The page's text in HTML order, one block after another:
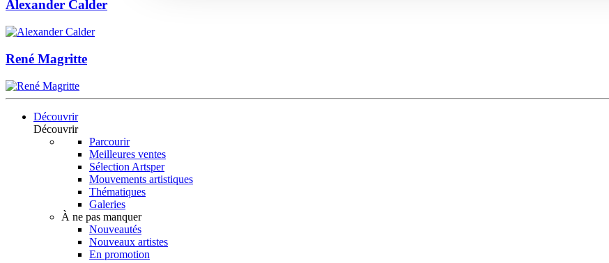
Alexander Calder
René Magritte
Découvrir
Découvrir
Parcourir
Meilleures ventes
Sélection Artsper
Mouvements artistiques
Thématiques
Galeries
À ne pas manquer
Nouveautés
Nouveaux artistes
En promotion